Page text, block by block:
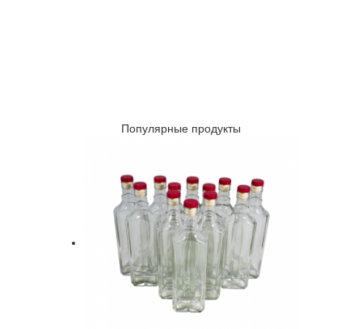
Популярные продукты